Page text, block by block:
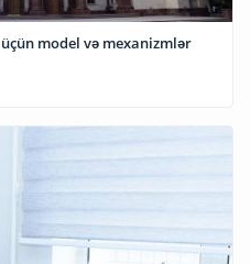
model və mexanizmlər